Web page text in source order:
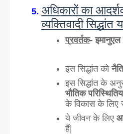
अधिकारों का
व्यक्तिवादी सिद्धांत
प्रवर्तक-
इस सिद्धांत को
इस सिद्धांत के
भौतिक
के विकास के लिए
ये जीवन के लिए
हैं|